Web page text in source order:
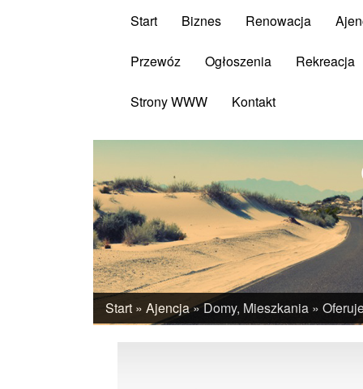
Start Biznes Renowacja
Przewóz Ogłoszenia Rekreacja
Strony WWW Kontakt
Start » Ajencja»Domy, Mieszkania »